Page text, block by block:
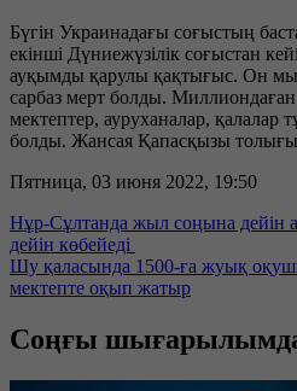
Бүгін Украинадағы соғыстың
екінші Дүниежүзілік соғыстан
ауқымды қарулы қақтығыс. Он
сарбаз мерт болды.
мектептер, ауруханалар, қалалар
болды. Жансая Қапасқызы
Пятница, 03 июня 2022, 19:50
Нұр-Сұлтанда жыл соңына дейін
дейін көбейеді
Шу қаласында 1500-ға жуық
мектепте оқып жатыр
Соңғы